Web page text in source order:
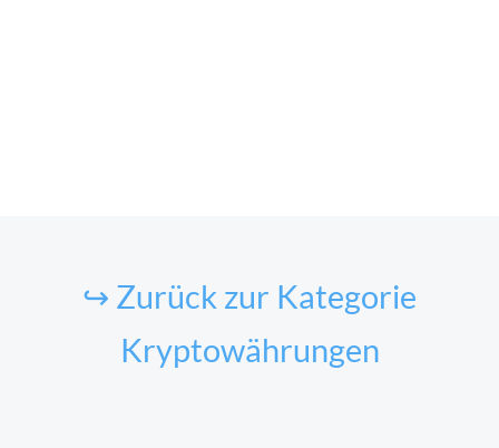
↪ Zurück zur Kategorie
Kryptowährungen